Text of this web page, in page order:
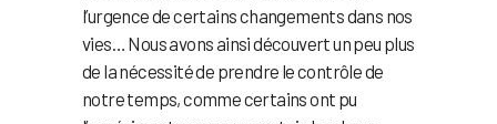
l’urgence de certains changements dans nos
vies… Nous avons ainsi découvert un peu plus
de la nécessité de prendre le contrôle de
notre temps, comme certains ont pu